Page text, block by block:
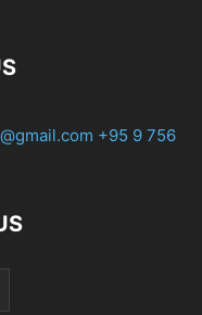
+95 9 756